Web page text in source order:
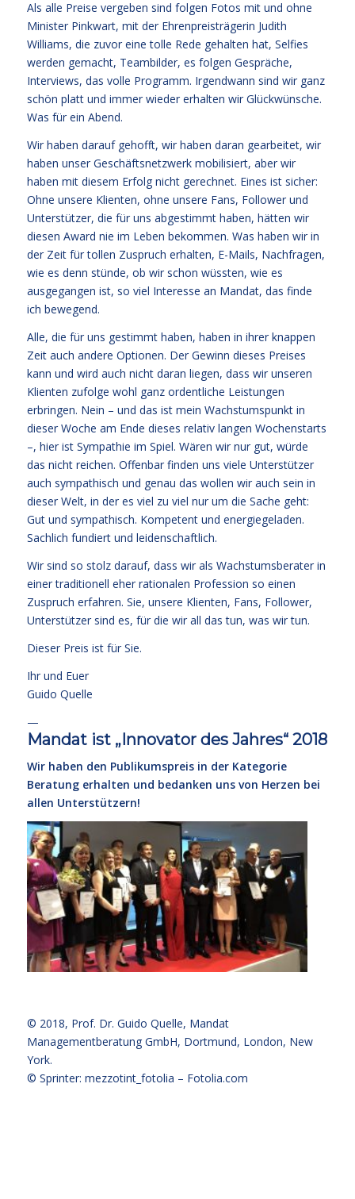
Als alle Preise vergeben sind folgen Fotos mit und ohne
Minister Pinkwart, mit der Ehrenpreisträgerin Judith
Williams, die zuvor eine tolle Rede gehalten hat, Selfies
werden gemacht, Teambilder, es folgen Gespräche,
Interviews, das volle Programm. Irgendwann sind wir ganz
schön platt und immer wieder erhalten wir Glückwünsche.
Was für ein Abend.
Wir haben darauf gehofft, wir haben daran gearbeitet, wir
haben unser Geschäftsnetzwerk mobilisiert, aber wir
haben mit diesem Erfolg nicht gerechnet. Eines ist sicher:
Ohne unsere Klienten, ohne unsere Fans, Follower und
Unterstützer, die für uns abgestimmt haben, hätten wir
diesen Award nie im Leben bekommen. Was haben wir in
der Zeit für tollen Zuspruch erhalten, E-Mails, Nachfragen,
wie es denn stünde, ob wir schon wüssten, wie es
ausgegangen ist, so viel Interesse an Mandat, das finde
ich bewegend.
Alle, die für uns gestimmt haben, haben in ihrer knappen
Zeit auch andere Optionen. Der Gewinn dieses Preises
kann und wird auch nicht daran liegen, dass wir unseren
Klienten zufolge wohl ganz ordentliche Leistungen
erbringen. Nein – und das ist mein Wachstumspunkt in
dieser Woche am Ende dieses relativ langen Wochenstarts
–, hier ist Sympathie im Spiel. Wären wir nur gut, würde
das nicht reichen. Offenbar finden uns viele Unterstützer
auch sympathisch und genau das wollen wir auch sein in
dieser Welt, in der es viel zu viel nur um die Sache geht:
Gut und sympathisch. Kompetent und energiegeladen.
Sachlich fundiert und leidenschaftlich.
Wir sind so stolz darauf, dass wir als Wachstumsberater in
einer traditionell eher rationalen Profession so einen
Zuspruch erfahren. Sie, unsere Klienten, Fans, Follower,
Unterstützer sind es, für die wir all das tun, was wir tun.
Dieser Preis ist für Sie.
Ihr und Euer
Guido Quelle
—
Mandat ist „Innovator des Jahres“ 2018
Wir haben den Publikumspreis in der Kategorie
Beratung erhalten und bedanken uns von Herzen bei
allen Unterstützern!
© 2018, Prof. Dr. Guido Quelle, Mandat
Managementberatung GmbH, Dortmund, London, New
York.
© Sprinter: mezzotint_fotolia – Fotolia.com